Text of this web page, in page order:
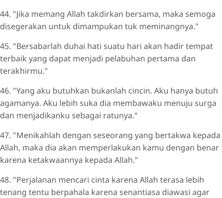
44. "Jika memang Allah takdirkan bersama, maka semoga
disegerakan untuk dimampukan tuk meminangnya."
45. "Bersabarlah duhai hati suatu hari akan hadir tempat
terbaik yang dapat menjadi pelabuhan pertama dan
terakhirmu."
46. "Yang aku butuhkan bukanlah cincin. Aku hanya butuh
agamanya. Aku lebih suka dia membawaku menuju surga
dan menjadikanku sebagai ratunya."
47. "Menikahlah dengan seseorang yang bertakwa kepada
Allah, maka dia akan memperlakukan kamu dengan benar
karena ketakwaannya kepada Allah."
48. "Perjalanan mencari cinta karena Allah terasa lebih
tenang tentu berpahala karena senantiasa diawasi agar